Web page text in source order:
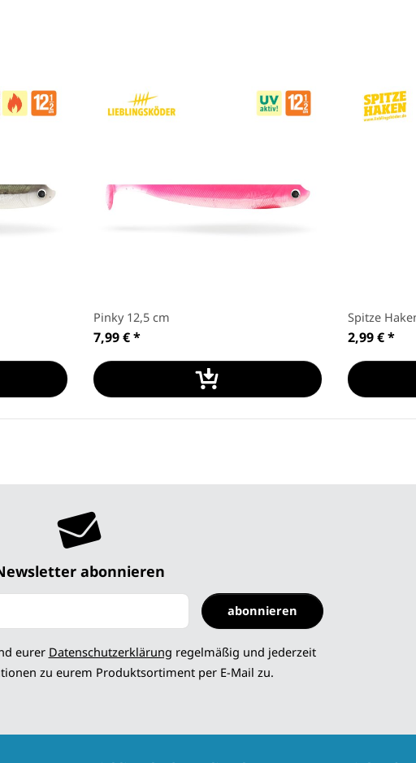
Pinky 12,5 cm
7,99 €*
Spitze
2,99 €*
abonnieren
abonnieren
eurer Datenschutzerklärung regelmäßig und jederzeit
zu eurem Produktsortiment per E-Mail zu.